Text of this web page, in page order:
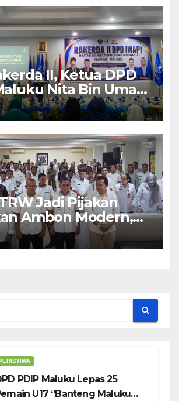
II, Ketua DPD
Nita Bin Umar:
Pengusaha Pilar
UMKM
Jadi Pijakan
Ambon Modern,
dan Berkelanjutan,
Kota Bodewin
PDIP Maluku Lepas 25
U17 “Banteng Maluku